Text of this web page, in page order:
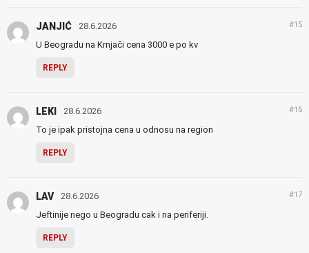
JANJIĆ 28.6.2026 #15
U Beogradu na Krnjači cena 3000 e po kv
REPLY
LEKI 28.6.2026 #16
To je ipak pristojna cena u odnosu na region
REPLY
LAV 28.6.2026 #17
Jeftinije nego u Beogradu cak i na periferiji.
REPLY